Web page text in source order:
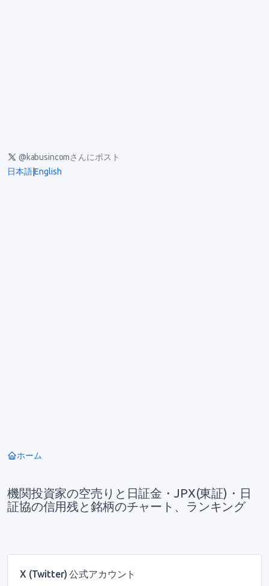
@kabusincomさんにポスト
日本語|English
ホーム
機関投資家の空売りと日証金・JPX(東証)・日
証協の信用残と銘柄のチャート、ランキング
X (Twitter) 公式アカウント